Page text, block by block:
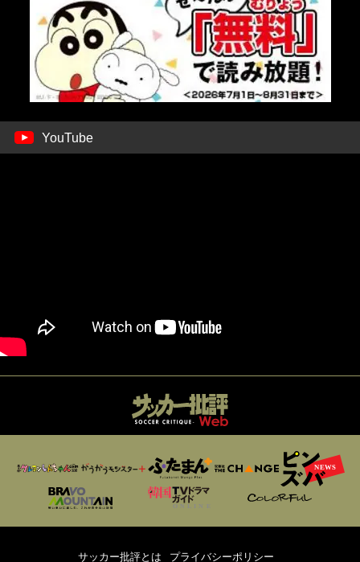
YouTube
サッカー批評とは プライバシーポリシー